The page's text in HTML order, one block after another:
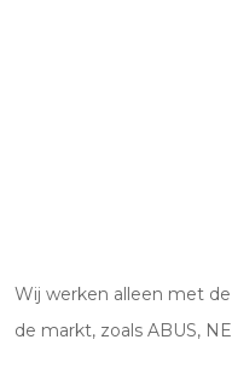
Wij werken alleen met
de markt, zoals ABUS,